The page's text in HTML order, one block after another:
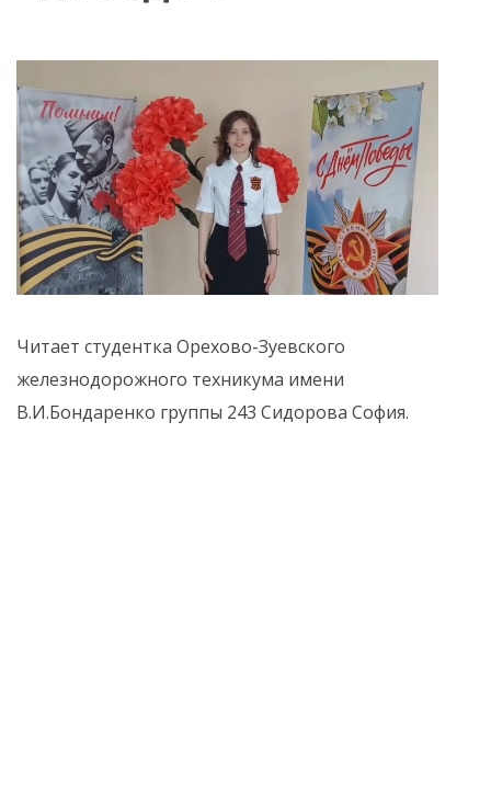
Читает студентка Орехово-Зуевского
железнодорожного техникума имени
В.И.Бондаренко группы 243 Сидорова София.